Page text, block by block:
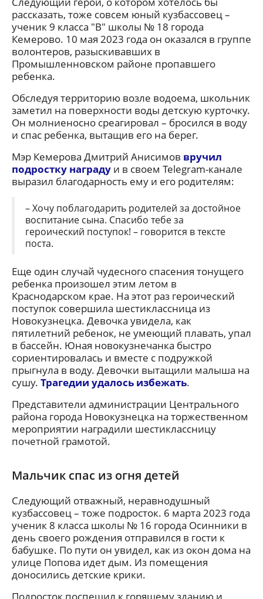
рассказать, тоже совсем юный кузбассовец –
ученик 9 класса "В" школы № 18 города
Кемерово. 10 мая 2023 года он оказался в группе
волонтеров, разыскивавших в
Промышленновском районе пропавшего
ребенка.
Обследуя территорию возле водоема, школьник
заметил на поверхности воды детскую курточку.
Он молниеносно среагировал – бросился в воду
и спас ребенка, вытащив его на берег.
Мэр Кемерова Дмитрий Анисимов вручил
подростку награду и в своем Telegram-канале
выразил благодарность ему и его родителям:
– Хочу поблагодарить родителей за достойное
воспитание сына. Спасибо тебе за
героический поступок! – говорится в тексте
поста.
Еще один случай чудесного спасения тонущего
ребенка произошел этим летом в
Краснодарском крае. На этот раз героический
поступок совершила шестиклассница из
Новокузнецка. Девочка увидела, как
пятилетний ребенок, не умеющий плавать, упал
в бассейн. Юная новокузнечанка быстро
сориентировалась и вместе с подружкой
прыгнула в воду. Девочки вытащили малыша на
сушу. Трагедии удалось избежать.
Представители администрации Центрального
района города Новокузнецка на торжественном
мероприятии наградили шестиклассницу
почетной грамотой.
Мальчик спас из огня детей
Следующий отважный, неравнодушный
кузбассовец – тоже подросток. 6 марта 2023 года
ученик 8 класса школы № 16 города Осинники в
день своего рождения отправился в гости к
бабушке. По пути он увидел, как из окон дома на
улице Попова идет дым. Из помещения
доносились детские крики.